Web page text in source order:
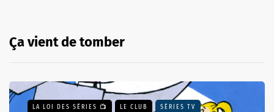
Ça vient de tomber
LA LOI DES SÉRIES 📺 LE CLUB SÉRIES TV